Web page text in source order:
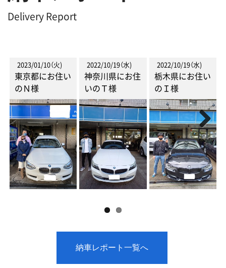
Delivery Report
2023/01/10（火)
東京都にお住い
のＮ様
2022/10/19（水)
神奈川県にお住
いのＴ様
2022/10/19（水)
栃木県にお住い
のＩ様
Next
納車レポート一覧へ